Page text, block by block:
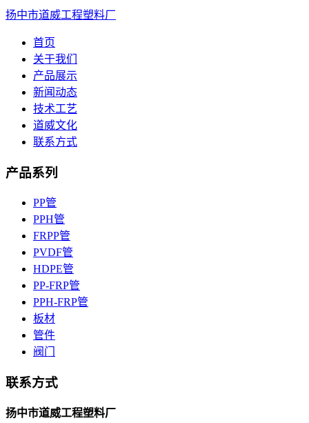
扬中市道威工程塑料厂
首页
关于我们
产品展示
新闻动态
技术工艺
道威文化
联系方式
产品系列
PP管
PPH管
FRPP管
PVDF管
HDPE管
PP-FRP管
PPH-FRP管
板材
管件
阀门
联系方式
扬中市道威工程塑料厂